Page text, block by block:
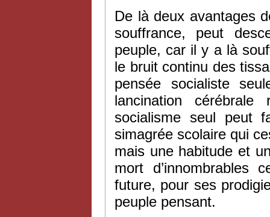
De là deux avantages
souffrance, peut
peuple, car il y a là
le bruit continu des
pensée socialiste
lancination
socialisme seul peut
simagrée scolaire qui
mais une habitude et
mort d’innombrables
future, pour ses
peuple pensant.